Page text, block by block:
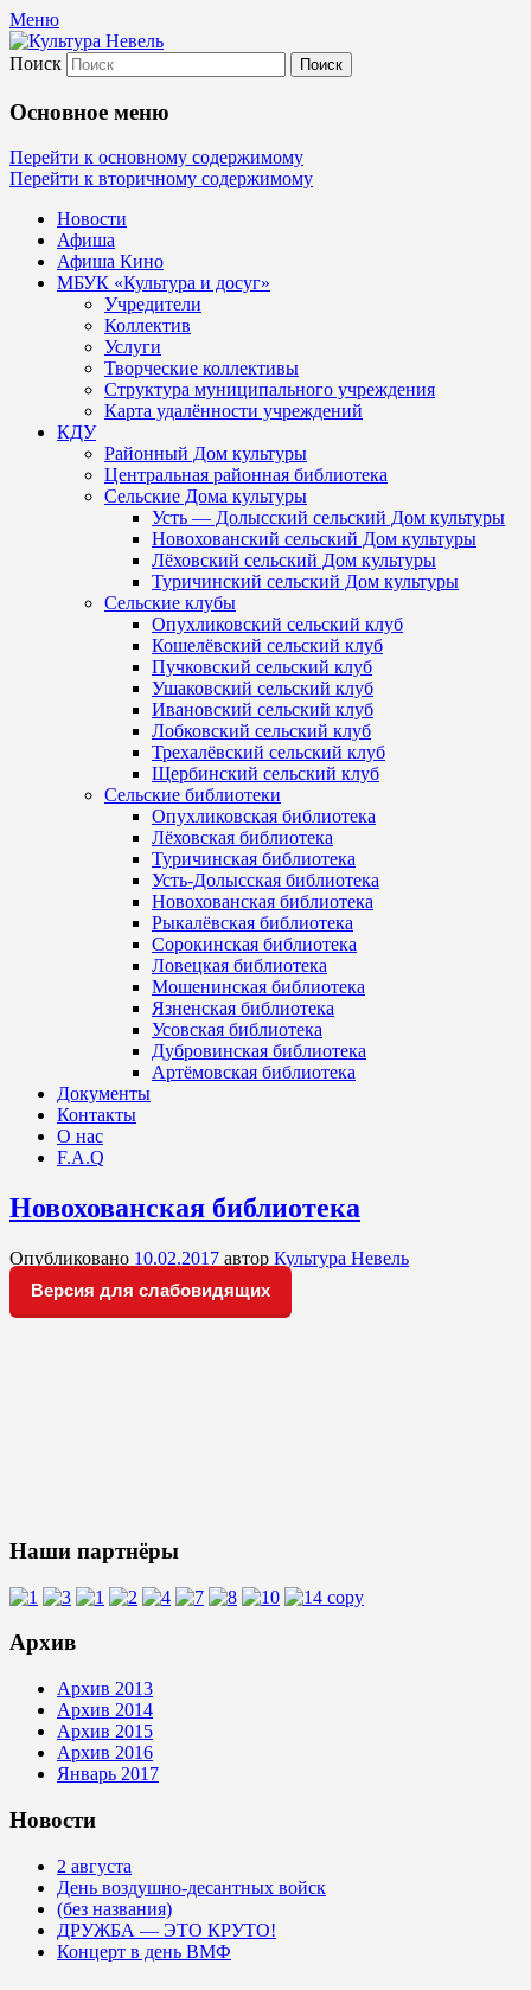
Меню
Культура Невель
МБУК Невельского района "Культура
и досуг"
Поиск
Основное меню
Перейти к основному содержимому
Перейти к вторичному содержимому
Новости
Афиша
Афиша Кино
МБУК «Культура и досуг»
Учредители
Коллектив
Услуги
Творческие коллективы
Структура муниципального учреждения
Карта удалённости учреждений
КДУ
Районный Дом культуры
Центральная районная библиотека
Сельские Дома культуры
Усть — Долысский сельский Дом культуры
Новохованский сельский Дом культуры
Лёховский сельский Дом культуры
Туричинский сельский Дом культуры
Сельские клубы
Опухликовский сельский клуб
Кошелёвский сельский клуб
Пучковский сельский клуб
Ушаковский сельский клуб
Ивановский сельский клуб
Лобковский сельский клуб
Трехалёвский сельский клуб
Щербинский сельский клуб
Сельские библиотеки
Опухликовская библиотека
Лёховская библиотека
Туричинская библиотека
Усть-Долысская библиотека
Новохованская библиотека
Рыкалёвская библиотека
Сорокинская библиотека
Ловецкая библиотека
Мошенинская библиотека
Язненская библиотека
Усовская библиотека
Дубровинская библиотека
Артёмовская библиотека
Документы
Контакты
О нас
F.A.Q
Новохованская библиотека
Опубликовано 10.02.2017 автор Культура Невель
Версия для слабовидящих
Наши партнёры
Архив
Архив 2013
Архив 2014
Архив 2015
Архив 2016
Январь 2017
Новости
2 августа
День воздушно-десантных войск
(без названия)
ДРУЖБА — ЭТО КРУТО!
Концерт в день ВМФ